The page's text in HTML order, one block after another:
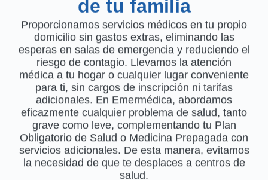
de tu familia
Proporcionamos servicios médicos en tu propio
domicilio sin gastos extras, eliminando las
esperas en salas de emergencia y reduciendo el
riesgo de contagio. Llevamos la atención
médica a tu hogar o cualquier lugar conveniente
para ti, sin cargos de inscripción ni tarifas
adicionales. En Emermédica, abordamos
eficazmente cualquier problema de salud, tanto
grave como leve, complementando tu Plan
Obligatorio de Salud o Medicina Prepagada con
servicios adicionales. De esta manera, evitamos
la necesidad de que te desplaces a centros de
salud.